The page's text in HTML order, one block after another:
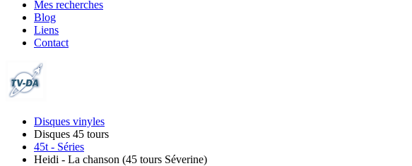
Mes recherches
Blog
Liens
Contact
Disques vinyles
Disques 45 tours
45t - Séries
Heidi - La chanson (45 tours Séverine)